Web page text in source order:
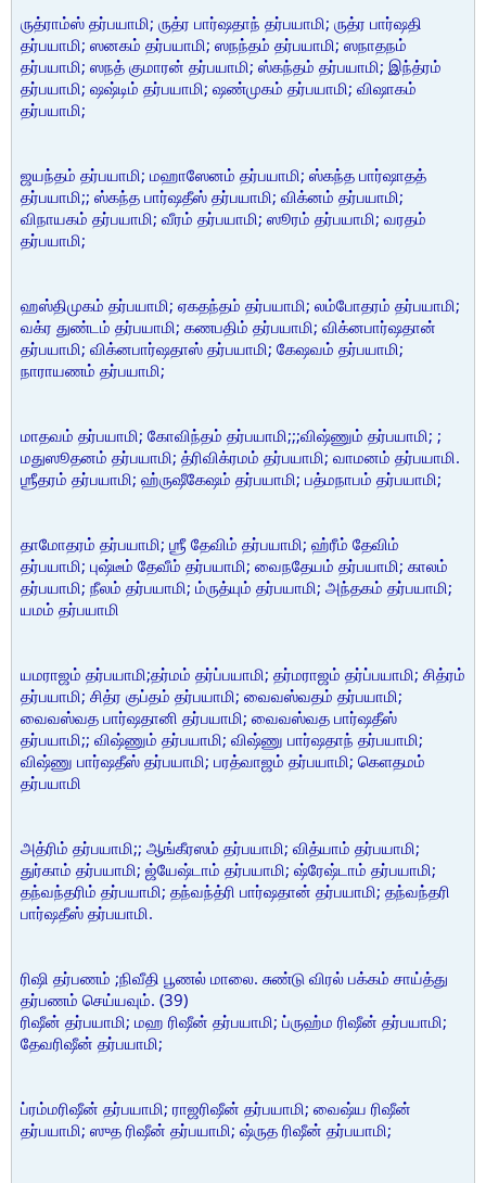
ருத்ராம்ஸ் தர்பயாமி; ருத்ர பார்ஷதாந் தர்பயாமி; ருத்ர பார்ஷதி
தர்பயாமி; ஸனகம் தர்பயாமி; ஸநந்தம் தர்பயாமி; ஸநாதநம்
தர்பயாமி; ஸநத் குமாரன் தர்பயாமி; ஸ்கந்தம் தர்பயாமி; இந்த்ரம்
தர்பயாமி; ஷஷ்டிம் தர்பயாமி; ஷண்முகம் தர்பயாமி; விஷாகம்
தர்பயாமி;
ஜயந்தம் தர்பயாமி; மஹாஸேனம் தர்பயாமி; ஸ்கந்த பார்ஷாதத்
தர்பயாமி;; ஸ்கந்த பார்ஷதீஸ் தர்பயாமி; விக்னம் தர்பயாமி;
விநாயகம் தர்பயாமி; வீரம் தர்பயாமி; ஸூரம் தர்பயாமி; வரதம்
தர்பயாமி;
ஹஸ்திமுகம் தர்பயாமி; ஏகதந்தம் தர்பயாமி; லம்போதரம் தர்பயாமி;
வக்ர துண்டம் தர்பயாமி; கணபதிம் தர்பயாமி; விக்னபார்ஷதான்
தர்பயாமி; விக்னபார்ஷதாஸ் தர்பயாமி; கேஷவம் தர்பயாமி;
நாராயணம் தர்பயாமி;
மாதவம் தர்பயாமி; கோவிந்தம் தர்பயாமி;;;விஷ்ணும் தர்பயாமி; ;
மதுஸூதனம் தர்பயாமி; த்ரிவிக்ரமம் தர்பயாமி; வாமனம் தர்பயாமி.
ஶ்ரீதரம் தர்பயாமி; ஹ்ருஷீகேஷம் தர்பயாமி; பத்மநாபம் தர்பயாமி;
தாமோதரம் தர்பயாமி; ஶ்ரீ தேவிம் தர்பயாமி; ஹ்ரீம் தேவிம்
தர்பயாமி; புஷ்டீம் தேவீம் தர்பயாமி; வைநதேயம் தர்பயாமி; காலம்
தர்பயாமி; நீலம் தர்பயாமி; ம்ருத்யும் தர்பயாமி; அந்தகம் தர்பயாமி;
யமம் தர்பயாமி
யமராஜம் தர்பயாமி;தர்மம் தர்ப்பயாமி; தர்மராஜம் தர்ப்பயாமி; சித்ரம்
தர்பயாமி; சித்ர குப்தம் தர்பயாமி; வைவஸ்வதம் தர்பயாமி;
வைவஸ்வத பார்ஷதானி தர்பயாமி; வைவஸ்வத பார்ஷதீஸ்
தர்பயாமி;; விஷ்ணும் தர்பயாமி; விஷ்ணு பார்ஷதாந் தர்பயாமி;
விஷ்ணு பார்ஷதீஸ் தர்பயாமி; பரத்வாஜம் தர்பயாமி; கெளதமம்
தர்பயாமி
அத்ரிம் தர்பயாமி;; ஆங்கீரஸம் தர்பயாமி; வித்யாம் தர்பயாமி;
துர்காம் தர்பயாமி; ஜ்யேஷ்டாம் தர்பயாமி; ஷ்ரேஷ்டாம் தர்பயாமி;
தந்வந்தரிம் தர்பயாமி; தந்வந்த்ரி பார்ஷதான் தர்பயாமி; தந்வந்தரி
பார்ஷதீஸ் தர்பயாமி.
ரிஷி தர்பணம் ;நிவீதி பூணல் மாலை. சுண்டு விரல் பக்கம் சாய்த்து
தர்பணம் செய்யவும். (39)
ரிஷீன் தர்பயாமி; மஹ ரிஷீன் தர்பயாமி; ப்ருஹ்ம ரிஷீன் தர்பயாமி;
தேவரிஷீன் தர்பயாமி;
ப்ரம்மரிஷீன் தர்பயாமி; ராஜரிஷீன் தர்பயாமி; வைஷ்ய ரிஷீன்
தர்பயாமி; ஸுத ரிஷீன் தர்பயாமி; ஷ்ருத ரிஷீன் தர்பயாமி;